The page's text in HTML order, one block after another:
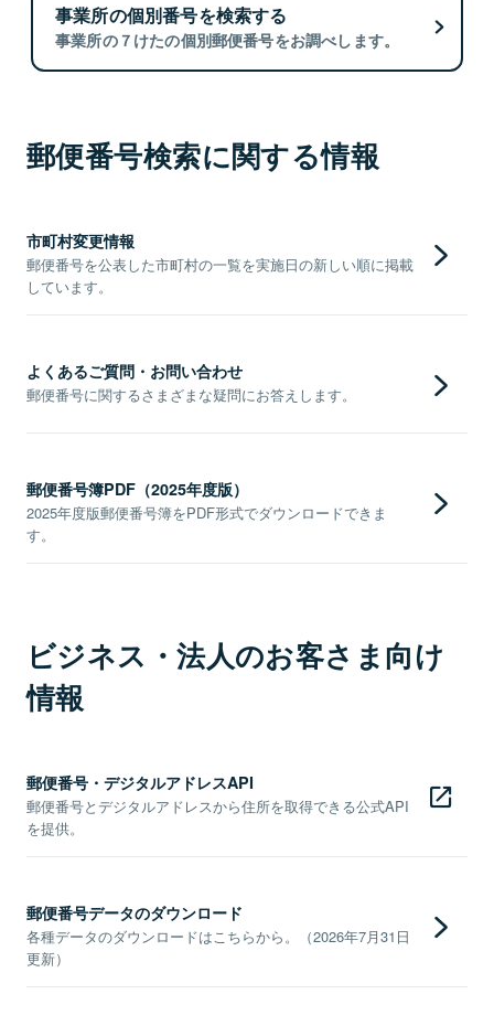
事業所の個別番号を検索する
事業所の７けたの個別郵便番号をお調べします。
郵便番号検索に関する情報
市町村変更情報
郵便番号を公表した市町村の一覧を実施日の新しい順に掲載
しています。
よくあるご質問・お問い合わせ
郵便番号に関するさまざまな疑問にお答えします。
郵便番号簿PDF（2025年度版）
2025年度版郵便番号簿をPDF形式でダウンロードできま
す。
ビジネス・法人のお客さま向け
情報
郵便番号・デジタルアドレスAPI
郵便番号とデジタルアドレスから住所を取得できる公式API
を提供。
郵便番号データのダウンロード
各種データのダウンロードはこちらから。（2026年7月31日
更新）